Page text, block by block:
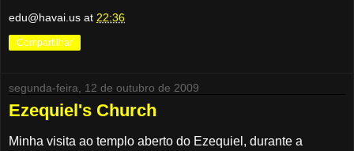
edu@havai.us at 22:36
Compartilhar
segunda-feira, 12 de outubro de 2009
Ezequiel's Church
Minha visita ao templo aberto do Ezequiel, durante a